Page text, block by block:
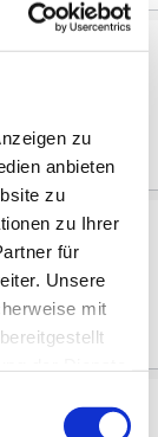
zu
anbieten
zu
zu Ihrer
für
Unsere
mit
eine wohltuende Pause...